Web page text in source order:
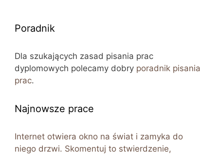
Poradnik
Dla szukających zasad pisania prac
dyplomowych polecamy dobry poradnik pisania
prac.
Najnowsze prace
Internet otwiera okno na świat i zamyka do
niego drzwi. Skomentuj to stwierdzenie,